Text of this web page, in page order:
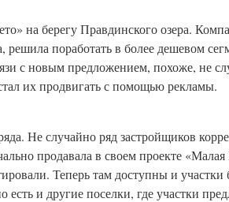
на берегу Правдинского озера.
поработать в более дешевом
с новым предложением, похоже, не
их продвигать с помощью рекламы.
Не случайно ряд застройщиков
продавала в своем проекте
Теперь там доступны и участки
и другие поселки, где участки